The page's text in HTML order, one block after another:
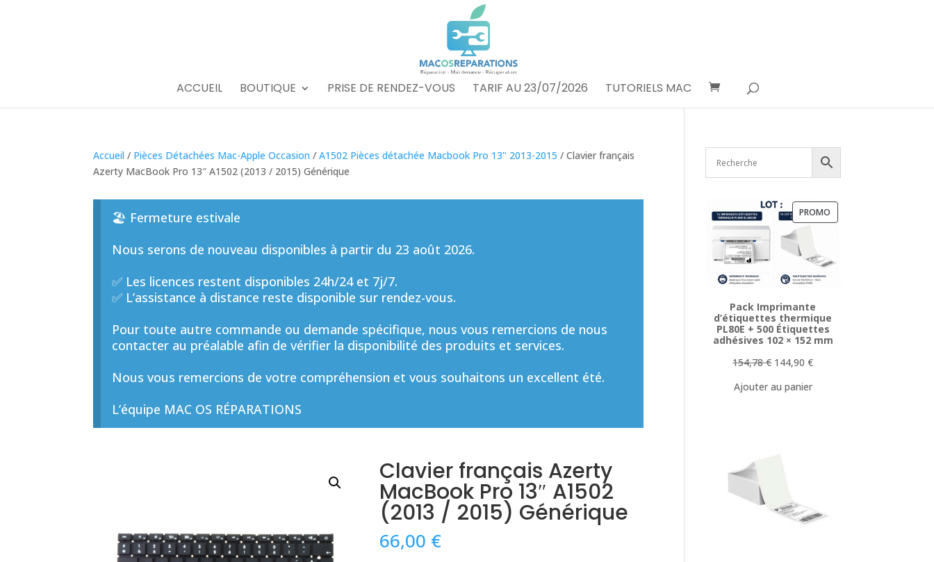
ACCUEIL BOUTIQUE PRISE DE RENDEZ-VOUS TARIF AU 23/07/2026 TUTORIELS MAC
Accueil / Pièces Détachées Mac-Apple Occasion /A1502 Pièces détachée Macbook Pro 13" 2013-2015 / Clavier français
Azerty MacBook Pro 13″ A1502 (2013 / 2015) Générique
🏖️ Fermeture estivale
Nous serons de nouveau disponibles à partir du 23 août 2026.
✅ Les licences restent disponibles 24h/24 et 7j/7.
✅ L’assistance à distance reste disponible sur rendez-vous.
Pour toute autre commande ou demande spécifique, nous vous remercions de nous
contacter au préalable afin de vérifier la disponibilité des produits et services.
Nous vous remercions de votre compréhension et vous souhaitons un excellent été.
L’équipe MAC OS RÉPARATIONS
Clavier français Azerty
MacBook Pro 13″ A1502
(2013 / 2015) Générique
66,00 €
PROMO
Pack Imprimante
d’étiquettes thermique
PL80E + 500 Étiquettes
adhésives 102 × 152 mm
154,78€ Le
initial
144,90€Le
Ajouter au panier